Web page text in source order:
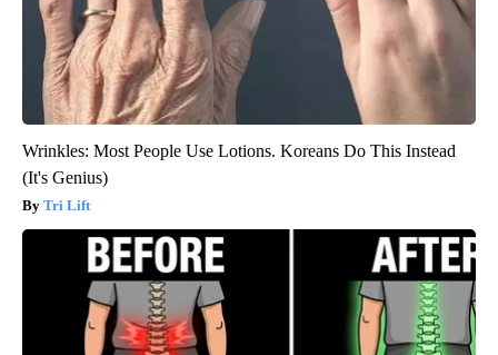
Wrinkles: Most People Use Lotions. Koreans Do This Instead
(It's Genius)
Tri Lift